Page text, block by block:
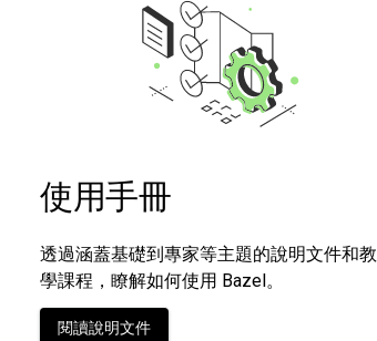
使用手冊
透過涵蓋基礎到專家等主題的說明文件和教
學課程，瞭解如何使用 Bazel。
閱讀說明文件